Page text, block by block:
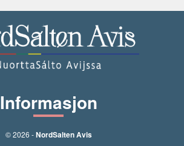
Informasjon
© 2026 -NordSalten Avis